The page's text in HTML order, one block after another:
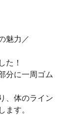
魅力／
た！
分に一周ゴム
、体のライン
ます。